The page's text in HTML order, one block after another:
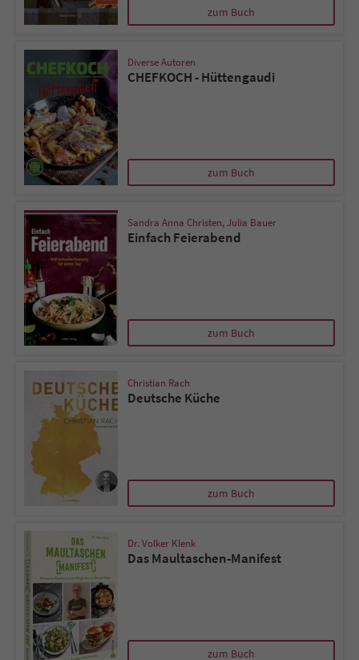
zum Buch
Diverse Autoren
CHEFKOCH - Hüttengaudi
zum Buch
Sandra Anna Christen,Julia Bauer
Einfach Feierabend
zum Buch
Christian Rach
Deutsche Küche
zum Buch
Dr. Volker Klenk
Das Maultaschen-Manifest
zum Buch